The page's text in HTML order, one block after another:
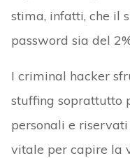
stima, infatti, che il
password sia del
I criminal hacker
stuffing soprattutto
personali e
vitale per capire la